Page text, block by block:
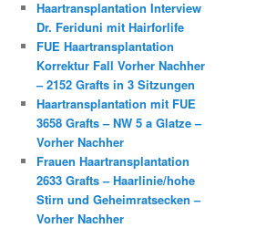
Haartransplantation Interview
Dr. Feriduni mit Hairforlife
FUE Haartransplantation
Korrektur Fall Vorher Nachher
– 2152 Grafts in 3 Sitzungen
Haartransplantation mit FUE
3658 Grafts – NW 5 a Glatze –
Vorher Nachher
Frauen Haartransplantation
2633 Grafts – Haarlinie/hohe
Stirn und Geheimratsecken –
Vorher Nachher